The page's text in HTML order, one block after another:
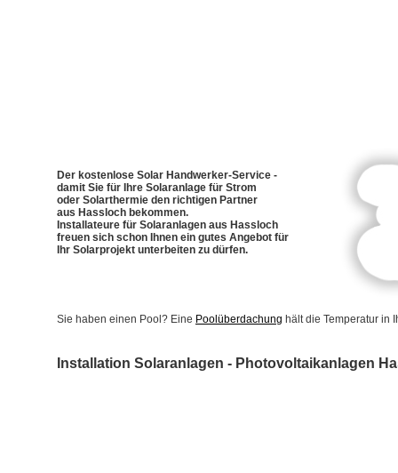
Der kostenlose Solar Handwerker-Service -
damit Sie für Ihre Solaranlage für Strom
oder Solarthermie den richtigen Partner
aus Hassloch bekommen.
Installateure für Solaranlagen aus Hassloch
freuen sich schon Ihnen ein gutes Angebot für
Ihr Solarprojekt unterbeiten zu dürfen.
Sie haben einen Pool? Eine Poolüberdachung hält die Temperatur in
Installation Solaranlagen - Photovoltaikanlagen